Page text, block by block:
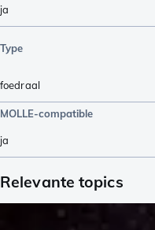
ja
Type
foedraal
MOLLE-compatible
ja
Relevante topics